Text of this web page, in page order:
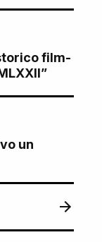
film-
un